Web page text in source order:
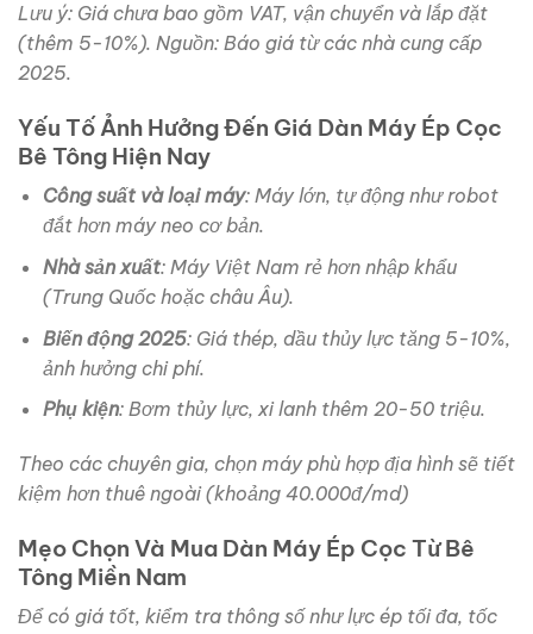
Lưu ý: Giá chưa bao gồm VAT, vận chuyển và lắp đặt
(thêm 5-10%). Nguồn: Báo giá từ các nhà cung cấp
2025.
Yếu Tố Ảnh Hưởng Đến Giá Dàn Máy Ép Cọc
Bê Tông Hiện Nay
Công suất và loại máy: Máy lớn, tự động như robot
đắt hơn máy neo cơ bản.
Nhà sản xuất: Máy Việt Nam rẻ hơn nhập khẩu
(Trung Quốc hoặc châu Âu).
Biến động 2025: Giá thép, dầu thủy lực tăng 5-10%,
ảnh hưởng chi phí.
Phụ kiện: Bơm thủy lực, xi lanh thêm 20-50 triệu.
Theo các chuyên gia, chọn máy phù hợp địa hình sẽ tiết
kiệm hơn thuê ngoài (khoảng 40.000đ/md)
Mẹo Chọn Và Mua Dàn Máy Ép Cọc Từ Bê
Tông Miền Nam
Để có giá tốt, kiểm tra thông số như lực ép tối đa, tốc